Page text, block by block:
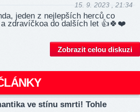
15. 9. 2023 , 21:34
jeden z nejlepších herců co
zdravíčkoa do dalších let 👍🍀❤️
Zobrazit celou diskuzi
ve stínu smrti! Tohle